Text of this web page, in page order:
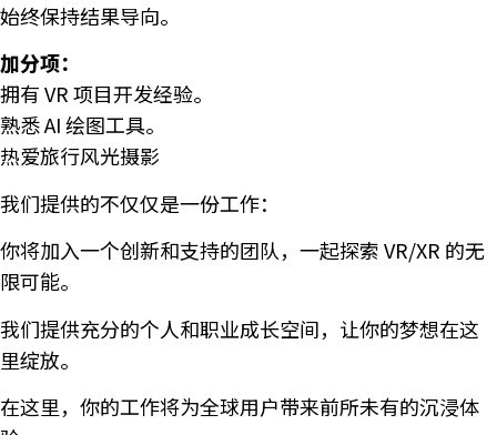
始终保持结果导向。
加分项：
拥有 VR 项目开发经验。
熟悉 AI 绘图工具。
热爱旅行风光摄影
我们提供的不仅仅是一份工作：
你将加入一个创新和支持的团队，一起探索 VR/XR 的无
限可能。
我们提供充分的个人和职业成长空间，让你的梦想在这
里绽放。
在这里，你的工作将为全球用户带来前所未有的沉浸体